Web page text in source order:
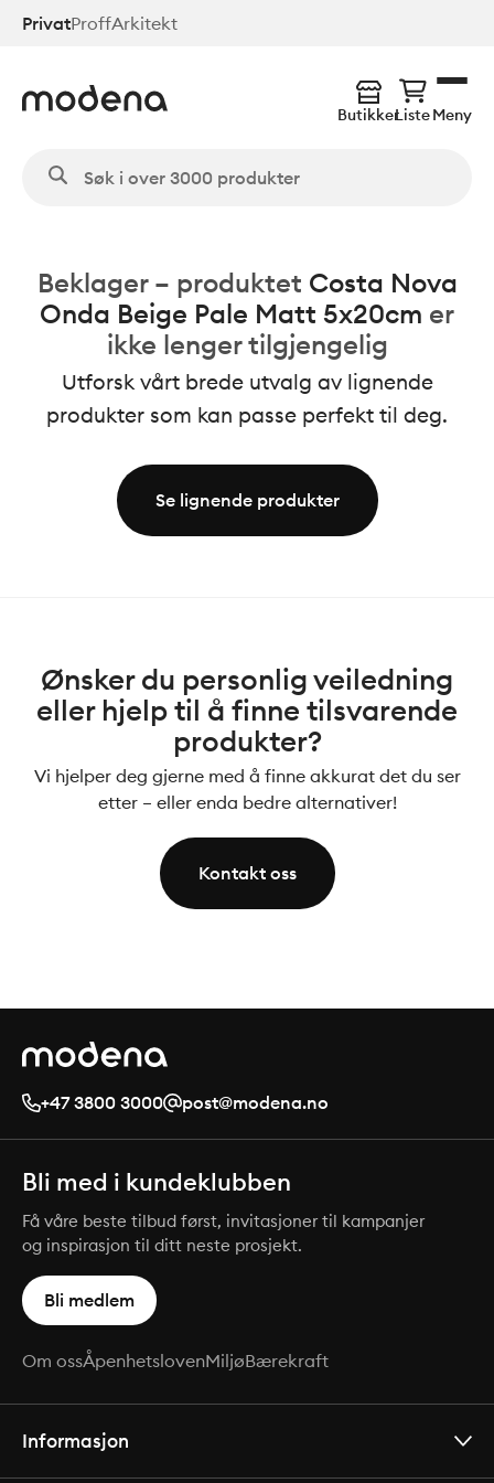
Hopp
PrivatProffArkitekt
ButikkerListeMeny
Beklager – produktet Costa Nova
Onda Beige Pale Matt 5x20cm er
ikke lenger tilgjengelig
Utforsk vårt brede utvalg av lignende
produkter som kan passe perfekt til deg.
Se lignende produkter
Ønsker du personlig veiledning
eller hjelp til å finne tilsvarende
produkter?
Vi hjelper deg gjerne med å finne akkurat det du ser
etter – eller enda bedre alternativer!
Kontakt oss
+47 3800 3000 post@modena.no
Bli med i kundeklubben
Få våre beste tilbud først, invitasjoner til kampanjer
og inspirasjon til ditt neste prosjekt.
Bli medlem
Om ossÅpenhetslovenMiljøBærekraft
Informasjon